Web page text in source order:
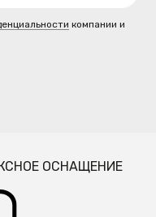
компании и
ОСНАЩЕНИЕ